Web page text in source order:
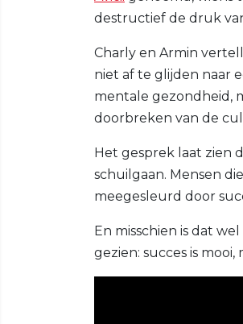
destructief de druk
Charly en Armin
niet af te glijden naar
mentale gezondheid,
doorbreken van de
Het gesprek laat zien
schuilgaan. Mensen
meegesleurd door
En misschien is dat
gezien: succes is